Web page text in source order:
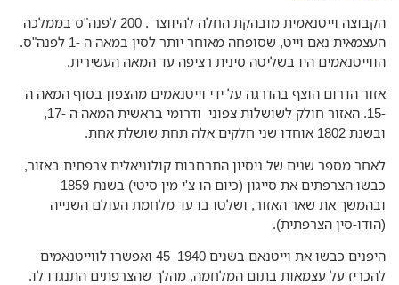
הקבוצה וייטנאמית מובהקת החלה להיווצר . 200 לפנה"ס בממלכה
העצמאית נאם וייט, שסופחה מאוחר יותר לסין במאה ה -1 לפנה"ס.
היו בשליטה סינית רציפה עד המאה העשירית.
הדרום הוצף בהדרגה על ידי וייטנאמים מהצפון בסוף המאה ה
שני חלקים אלה תחת שושלת אחת.
מספר שנים של ניסיון התרחבות קולוניאלית צרפתית באזור,
כבשו הצרפתים את סייגון (כיום הו צ'י מין סיטי) בשנת 1859
את שאר האזור, ושלטו בו עד מלחמת העולם השנייה
סין הצרפתית).
היפנים כבשו את וייטנאם בשנים 1940–45 ואפשרו לווייטנאמים
על עצמאות בתום המלחמה, מהלך שהצרפתים התנגדו לו.